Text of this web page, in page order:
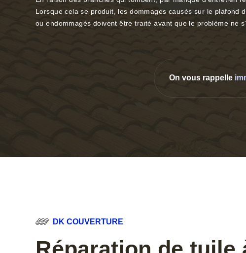
Lorsque cela se produit, les dommages causés sur le
ou endommagés doivent être traité avant que le problème ne
On vous rappelle
DK COUVERTURE